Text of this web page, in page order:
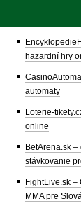
hazardní hry
automaty
Loterie-
online
BetArena.sk –
stávkovanie
FightLive.sk –
MMA pre